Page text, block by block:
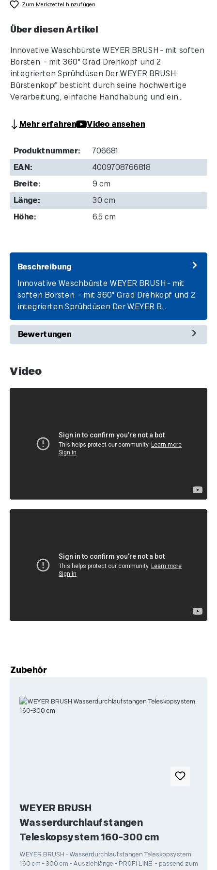
Zum Merkzettel hinzufügen
Über diesen Artikel
Innovative Waschbürste WEYER BRUSH - mit soften
Borsten - mit 360° Grad Drehkopf und 2
integrierten Sprühdüsen Der WEYER BRUSH
Bürstenkopf besticht durch seine hochwertige
Verarbeitung, einfache Handhabung und ein...
Mehr erfahren Video ansehen
Produktnummer: 706681
EAN: 4009708766818
Breite: 9 cm
Länge: 30 cm
Höhe: 6.5 cm
Beschreibung
Innovative Waschbürste WEYER BRUSH - mit
soften Borsten - mit 360° Grad Drehkopf und 2
integrierten Sprühdüsen Der WEYER B…
Bewertungen
Video
Produktgalerie überspringen
Zubehör
WEYER BRUSH
Wasserdurchlaufstangen
Teleskopsystem 160-300 cm
WEYER BRUSH - Wasserdurchlaufstangen Teleskopsystem
160 cm - 300 cm - Ausziehlänge - PROFI LINE - passend zum